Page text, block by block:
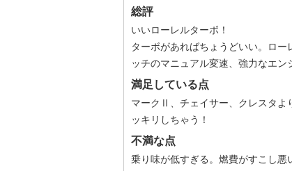
総評
いいローレルターボ！
ターボがあればちょうどいい。ロ
ッチのマニュアル変速、強力なエン
満足している点
マークⅡ、チェイサー、クレスタよ
ッキリしちゃう！
不満な点
乗り味が低すぎる。燃費がすこし悪